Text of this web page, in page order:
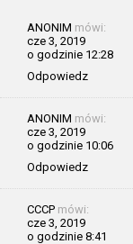
ANONIM mówi:
cze 3, 2019
o godzinie 12:28
Odpowiedz
ANONIM mówi:
cze 3, 2019
o godzinie 10:06
Odpowiedz
CCCP mówi:
cze 3, 2019
o godzinie 8:41